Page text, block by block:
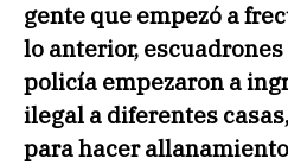
gente que empezó a
lo anterior,
policía empezaron a
ilegal a diferentes
para hacer